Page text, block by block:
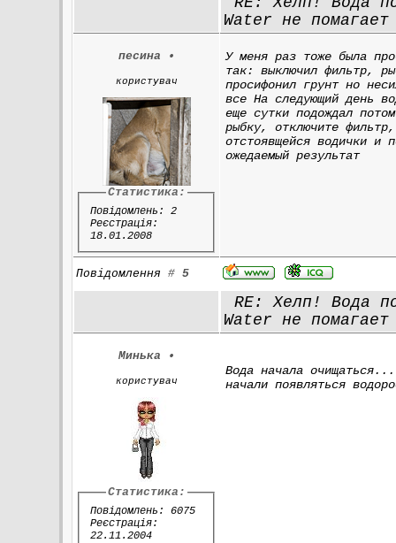
Water не помагает
песина •
користувач
Статистика:
Повідомлень: 2
Реєстрація:
18.01.2008
У меня раз тоже была
так: выключил фильтр,
просифонил грунт но
все На следующий день
еще сутки подождал
рыбку, отключите
отстоявщейся водички и
ожедаемый результат
Повідомлення#5
RE: Хелп! Вода
Water не помагает
Минька •
користувач
Статистика:
Повідомлень: 6075
Реєстрація:
22.11.2004
Вода начала
начали появляться